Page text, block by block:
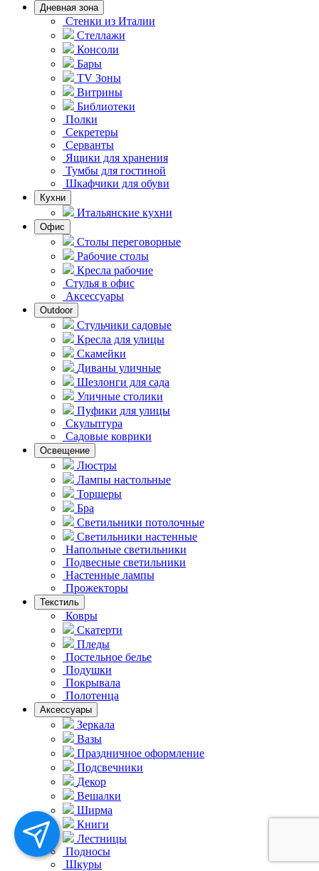
Дневная зона
Стенки из Италии
Стеллажи
Консоли
Бары
TV Зоны
Витрины
Библиотеки
Полки
Секретеры
Серванты
Ящики для хранения
Тумбы для гостиной
Шкафчики для обуви
Кухни
Итальянские кухни
Офис
Столы переговорные
Рабочие столы
Кресла рабочие
Стулья в офис
Аксессуары
Outdoor
Стульчики садовые
Кресла для улицы
Скамейки
Диваны уличные
Шезлонги для сада
Уличные столики
Пуфики для улицы
Скульптура
Садовые коврики
Освещение
Люстры
Лампы настольные
Торшеры
Бра
Светильники потолочные
Светильники настенные
Напольные светильники
Подвесные светильники
Hастенные лампы
Прожекторы
Текстиль
Ковры
Скатерти
Пледы
Постельное белье
Подушки
Покрывала
Полотенца
Аксессуары
Зеркала
Вазы
Праздничное оформление
Подсвечники
Декор
Вешалки
Ширма
Книги
Лестницы
Подносы
Шкуры